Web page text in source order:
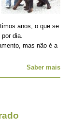
anos, o que se
por dia.
mas não é a
Saber mais